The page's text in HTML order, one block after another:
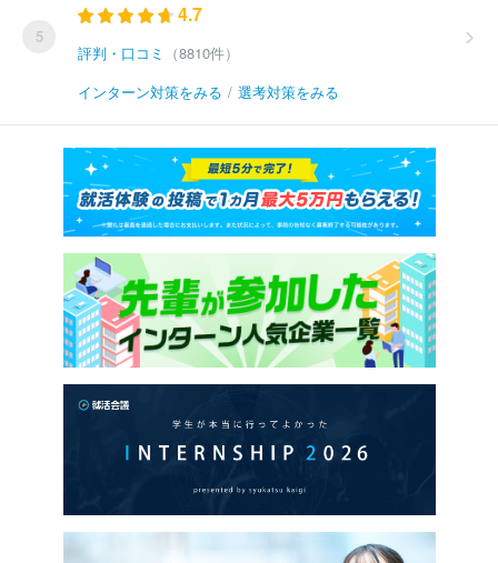
5
4.7
評判・口コミ
（8810件）
インターン対策をみる / 選考対策をみる